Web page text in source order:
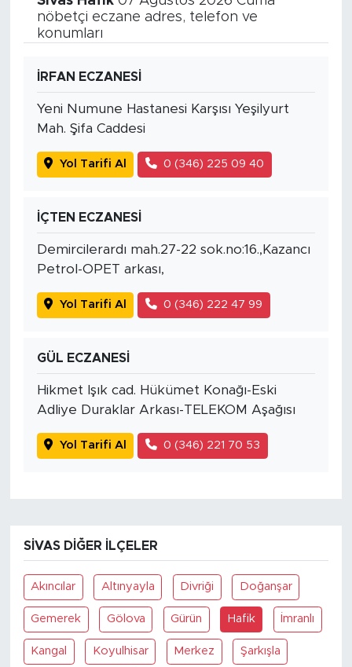
nöbetçi eczane adres, telefon ve
konumları
İRFAN ECZANESİ
Yeni Numune Hastanesi Karşısı Yeşilyurt
Mah. Şifa Caddesi
Yol Tarifi Al 0 (346) 225 09 40
İÇTEN ECZANESİ
Demircilerardı mah.27-22 sok.no:16.,Kazancı
Petrol-OPET arkası,
Yol Tarifi Al 0 (346) 222 47 99
GÜL ECZANESİ
Hikmet Işık cad. Hükümet Konağı-Eski
Adliye Duraklar Arkası-TELEKOM Aşağısı
Yol Tarifi Al 0 (346) 221 70 53
SIVAS DIĞER İLÇELER
Akıncılar Altınyayla Divriği Doğanşar
Gemerek Gölova Gürün Hafik İmranlı
Kangal Koyulhisar Merkez Şarkışla